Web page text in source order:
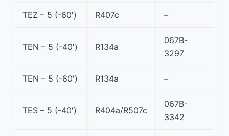
TEZ – 5 (-60′) R407c –
TEN – 5 (-40′) R134a
067B-
3297
TEN – 5 (-60′) R134a –
TES – 5 (-40′) R404a/R507c
067B-
3342